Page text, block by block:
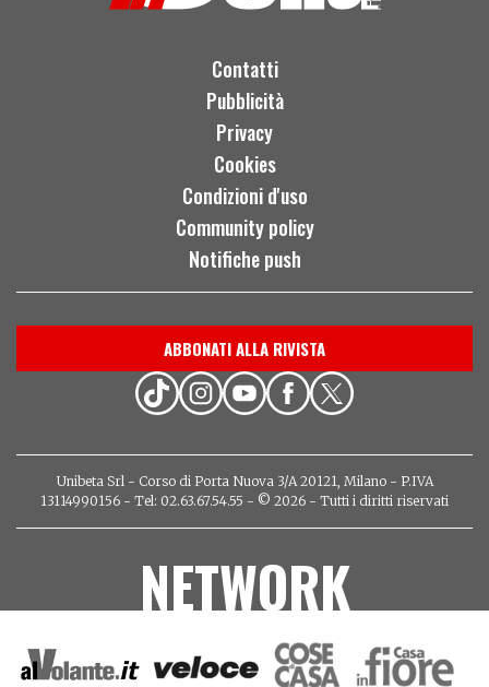
Contatti
Pubblicità
Privacy
Cookies
Condizioni d'uso
Community policy
Notifiche push
ABBONATI ALLA RIVISTA
Unibeta Srl - Corso di Porta Nuova 3/A 20121, Milano - P.IVA
13114990156 - Tel: 02.63.67.54.55 - © 2026 - Tutti i diritti riservati
NETWORK